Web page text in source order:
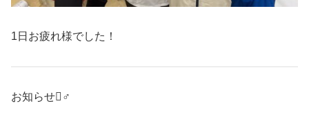
1日お疲れ様でした！
お知らせ‍♂️